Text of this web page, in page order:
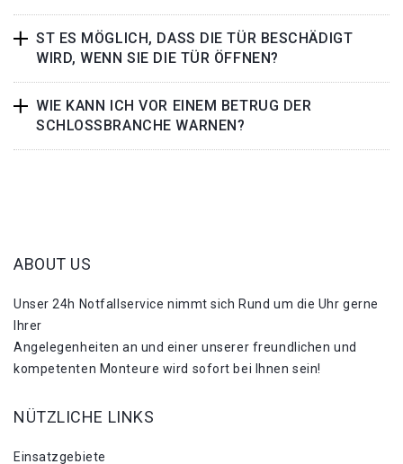
ST ES MÖGLICH, DASS DIE TÜR BESCHÄDIGT
WIRD, WENN SIE DIE TÜR ÖFFNEN?
WIE KANN ICH VOR EINEM BETRUG DER
SCHLOSSBRANCHE WARNEN?
ABOUT US
Unser 24h Notfallservice nimmt sich Rund um die Uhr gerne
Ihrer
Angelegenheiten an und einer unserer freundlichen und
kompetenten Monteure wird sofort bei Ihnen sein!
NÜTZLICHE LINKS
Einsatzgebiete